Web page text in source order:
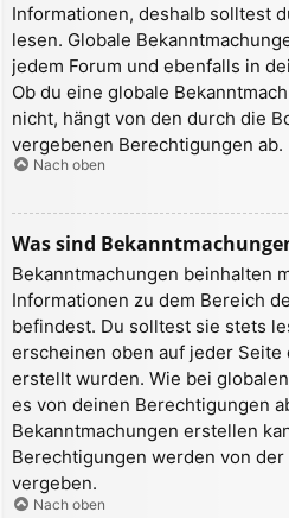
Informationen, deshalb solltest
lesen. Globale
jedem Forum und ebenfalls in
Ob du eine globale
nicht, hängt von den durch die
vergebenen Berechtigungen ab.
Nach oben
Was sind
Bekanntmachungen beinhalten
Informationen zu dem Bereich
befindest. Du solltest sie stets
erscheinen oben auf jeder Seite
erstellt wurden. Wie bei
es von deinen Berechtigungen
Bekanntmachungen erstellen
Berechtigungen werden von
vergeben.
Nach oben